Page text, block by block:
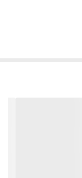
می تواند در هر
نور بالا این تابلو